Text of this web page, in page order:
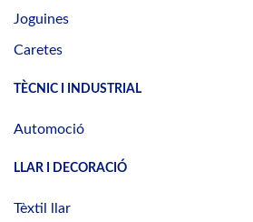
Joguines
Caretes
TÈCNIC I INDUSTRIAL
Automoció
LLAR I DECORACIÓ
Tèxtil llar